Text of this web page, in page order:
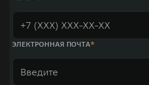
ЭЛЕКТРОННАЯ ПОЧТА